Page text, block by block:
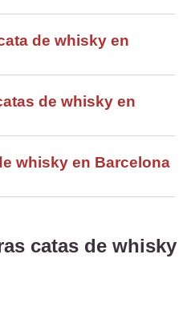
de whisky en
de whisky en
whisky en Barcelona
catas de whisky